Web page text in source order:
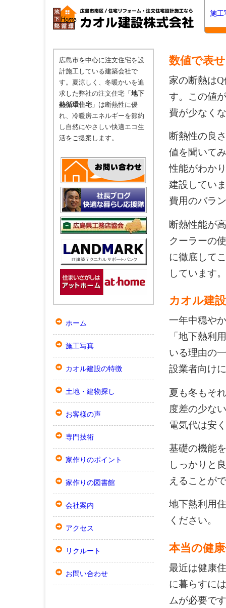
施工
数値で表
家の断熱は
す。この値
費が少なく
断熱性の良
値を聞いて
性能がわか
建設してい
費用のバラ
断熱性能が
クーラーの
に徹底して
しています。
カオル建
一年中穏や
「地下熱利
いる理由の
設業者向け
夏も冬もそ
度差の少な
電気代は安
基礎の機能
しっかりと
えることが
地下熱利用
ください。
本当の健
最近は健康
に暮らすに
ムが必要で
広島市を中心に注文住宅を設
計施工している建築会社で
す。夏涼しく、冬暖かいを追
求した弊社の注文住宅「 地下
熱循環住宅 」は断熱性に優
れ、冷暖房エネルギーを節約
し自然にやさしい快適エコ生
活をご提案します。
ホーム
施工写真
カオル建設の特徴
土地・建物探し
お客様の声
専門技術
家作りのポイント
家作りの図書館
会社案内
アクセス
リクルート
お問い合わせ